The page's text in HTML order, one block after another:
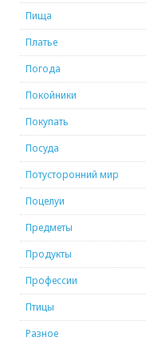
Пища
Платье
Погода
Покойники
Покупать
Посуда
Потусторонний мир
Поцелуи
Предметы
Продукты
Профессии
Птицы
Разное